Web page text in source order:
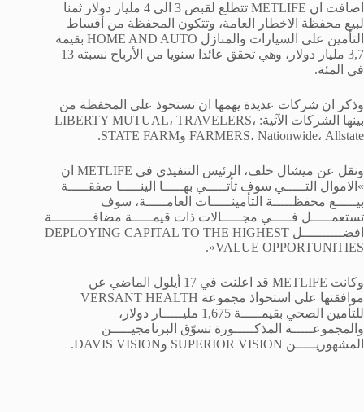
اضافت ان METLIFE تتطلع لقبض 3 الى 4 مليار دولار ثمنا
لبيع محفظة الاخطار العامة، وتتكون المحفظة من أقساط
التأمين على السيارات والمنازل HOME AND AUTO بقيمة
3,7 مليار دولار، وهي تحقق عائدا سنويا من الأرباح نسبته 13
في المئة.
وذكر ان شركات عديدة يهمها ان تستحوذ على المحفظة من
بينها الشركات الآتية: LIBERTY MUTUAL، TRAVELERS،
FARMERS، Nationwide، Allstate وSTATE FARM.
ونقل عن ميشال خلف، الرئيس التنفيذي في METLIFE ان
»الاموال التـــــي سوف تأتـــــي بهـــــا الينـــــا صفقـــــة
بيـــــع محفظـــــة التأمينـــــات العامـــــة، سوف
تستعمـــــل فـــــي مجـــــالات ذات قيمـــــة مضافــــــــــة
افضــــــــــل DEPLOYING CAPITAL TO THE HIGHEST
VALUE OPPORTUNITIES«.
وكانت METLIFE قد اعلنت في 17 أيلول الماضي عن
موافقتها على استحواذ مجموعة VERSANT HEALTH
للتأمين الصحي بقيمـــــة 1,675 مليـــــار دولار،
والمجموعـــــة المذكـــــورة تسوّق البرنامجيـــــن
المشهوريـــــن SUPERIOR VISION وDAVIS VISION.